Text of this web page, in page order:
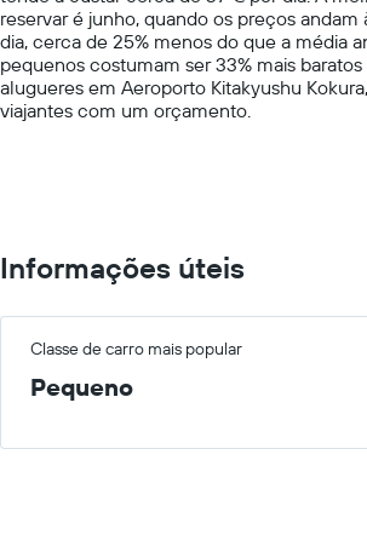
Y
axis
displaying
values.
Range:
reservar é junho, quando os preços
dia, cerca de 25% menos do que a média
pequenos costumam ser 33% mais
alugueres em Aeroporto Kitakyushu
viajantes com um orçamento.
Informações úteis
Classe de carro mais popular
Pequeno